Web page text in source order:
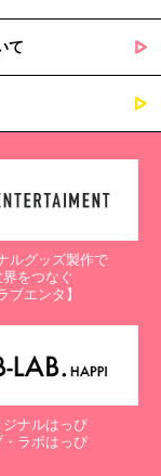
て
ルグッズ製作で
界をつなぐ
ブエンタ】
ジナルはっぴ
・ラボはっぴ